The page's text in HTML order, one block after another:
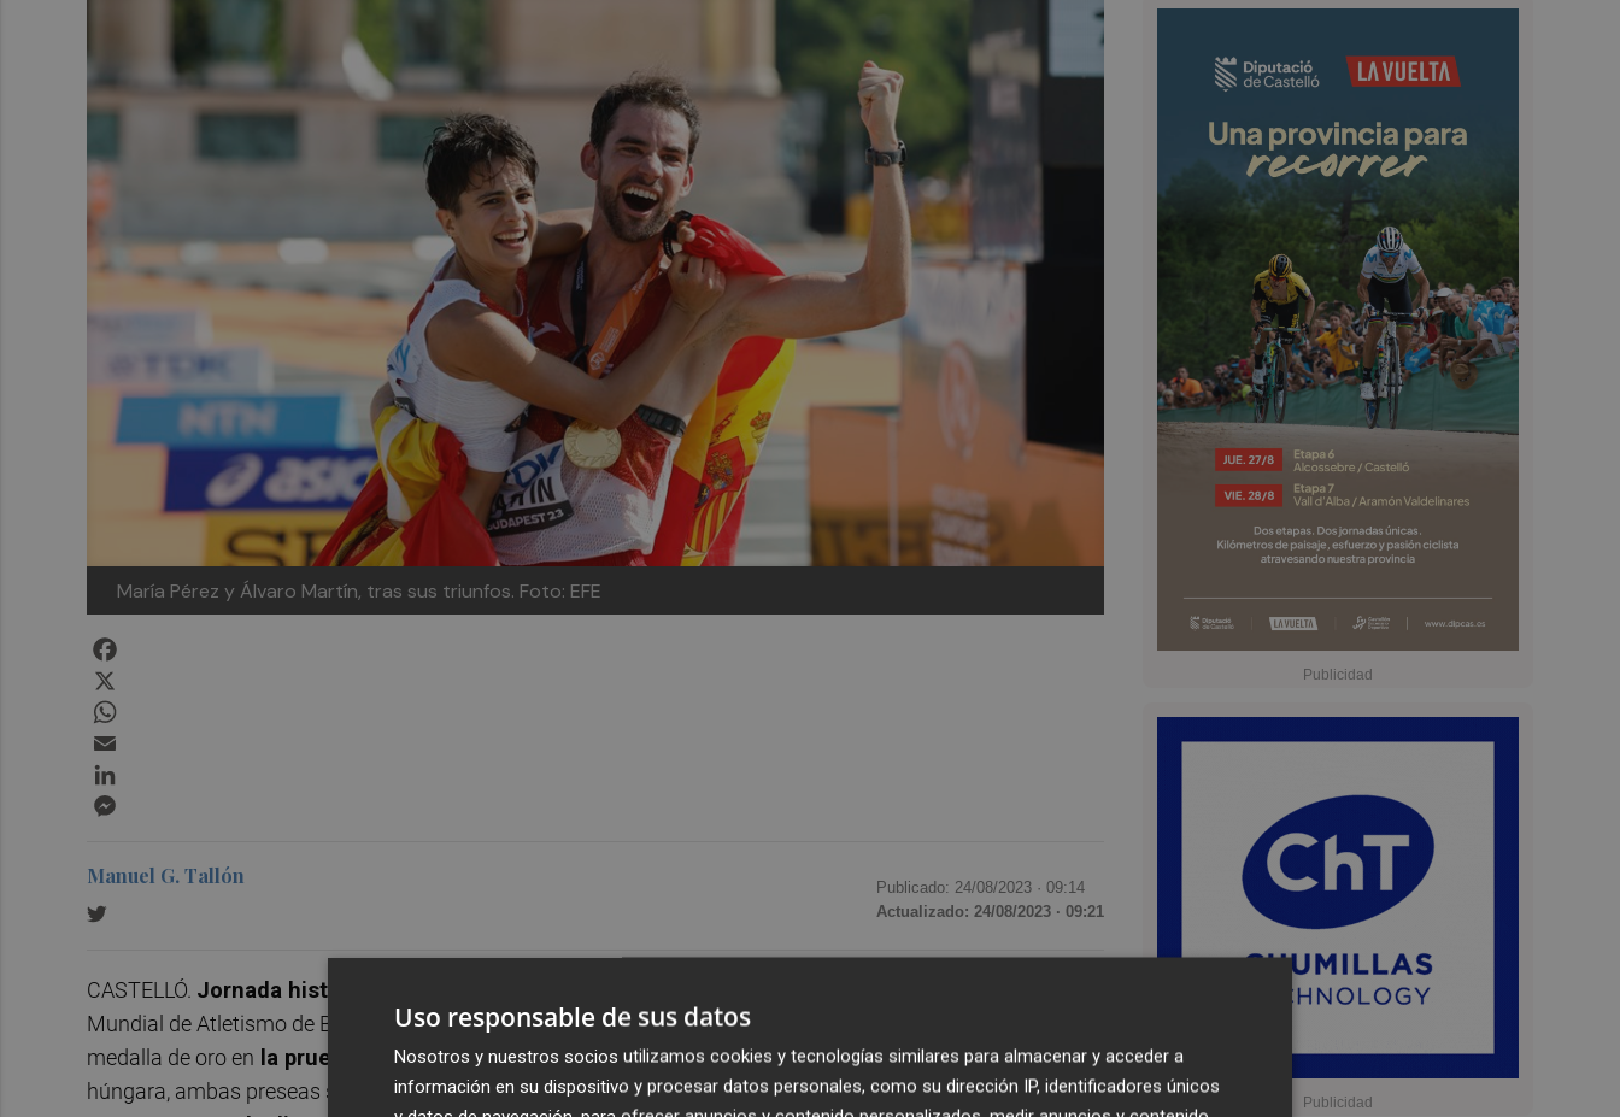
María Pérez y Álvaro Martín, tras sus triunfos. Foto: EFE
Manuel G. Tallón Publicado: 24/08/2023 · 09:14
Actualizado: 24/08/2023 · 09:21
CASTELLÓ. Jornada histórica para el atletismo español,
Mundial de Atletismo de Budapest.El pacense Álvaro Martín y la granadina María Pérez
medalla de oro en la prueba de 35 kilómetros marcha . Además del extraordinario resultado en la capital
húngara, ambas preseas se unen a las que previamenteya habían logreado al proclamarse días atrás
Uso responsable de sus datos
Nosotros y nuestros socios utilizamos cookies y tecnologías similares para almacenar y acceder a
información en su dispositivo y procesar datos personales, como su dirección IP, identificadores únicos